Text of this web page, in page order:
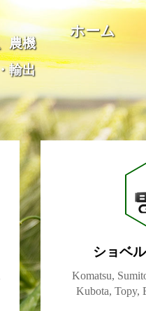
農機
輸出
ホーム
ショベ
Komatsu,
Kubota, Topy,